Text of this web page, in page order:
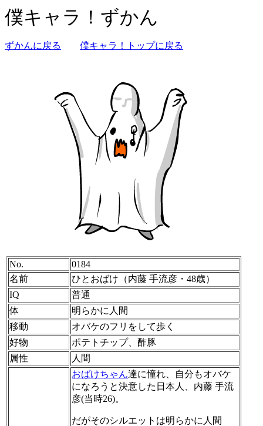
僕キャラ！ずかん
ずかんに戻る 僕キャラ！トップに戻る
No.
0184
名前
ひとおばけ（内藤 手流彦・48歳）
IQ
普通
体
明らかに人間
移動
オバケのフリをして歩く
好物
ポテトチップ、酢豚
属性
人間
おばけちゃん達に憧れ、自分もオバケ
になろうと決意した日本人、内藤 手流
彦(当時26)。
だがそのシルエットは明らかに人間